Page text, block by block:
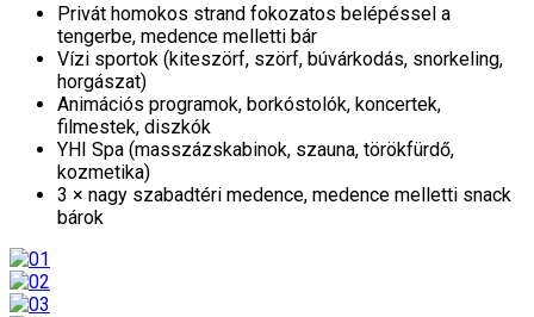
Privát homokos strand fokozatos belépéssel a
tengerbe, medence melletti bár
Vízi sportok (kiteszörf, szörf, búvárkodás, snorkeling,
horgászat)
Animációs programok, borkóstolók, koncertek,
filmestek, diszkók
YHI Spa (masszázskabinok, szauna, törökfürdő,
kozmetika)
3 × nagy szabadtéri medence, medence melletti snack
bárok